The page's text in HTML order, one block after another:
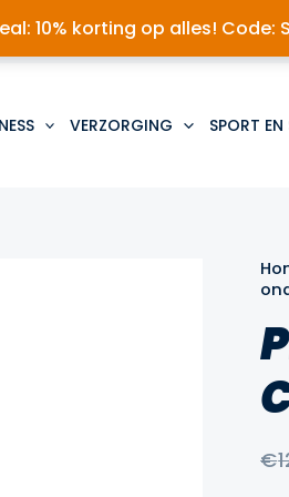
10% korting op alles! Code:
VERZORGING SPORT EN
€